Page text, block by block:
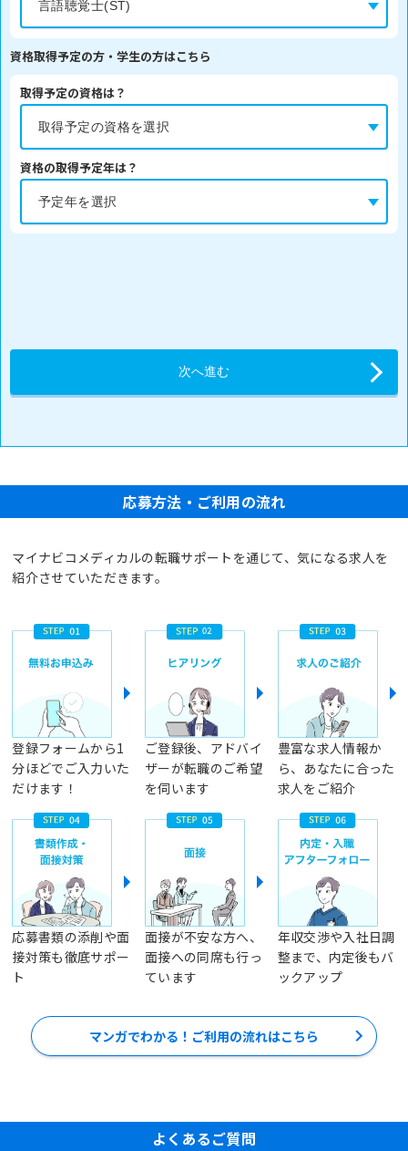
資格取得予定の方・学生の方はこちら
取得予定の資格は？
資格の取得予定年は？
応募方法・ご利用の流れ
マイナビコメディカルの転職サポートを通じて、気になる求人を
紹介させていただきます。
登録フォームから1
分ほどでご入力いた
だけます！
ご登録後、アドバイ
ザーが転職のご希望
を伺います
豊富な求人情報か
ら、あなたに合った
求人をご紹介
応募書類の添削や面
接対策も徹底サポー
ト
面接が不安な方へ、
面接への同席も行っ
ています
年収交渉や入社日調
整まで、内定後もバ
ックアップ
マンガでわかる！ご利用の流れはこちら
よくあるご質問